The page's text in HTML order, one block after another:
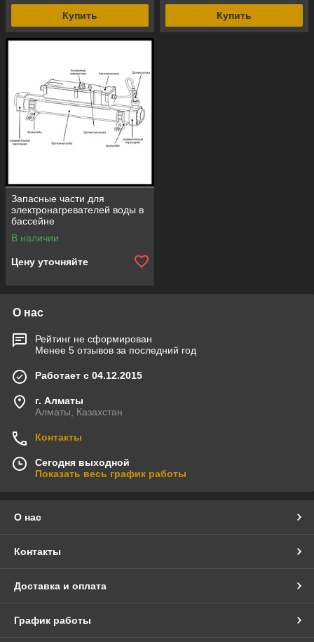
Купить Купить
Запасные части для
электронагревателей воды в
бассейне
В наличии
Цену уточняйте
О нас
Рейтинг не сформирован
Менее 5 отзывов за последний год
Работает с 04.12.2015
г. Алматы
Алматы, Казахстан
Контакты
Сегодня выходной
Показать весь график работы
О нас
Контакты
Доставка и оплата
График работы